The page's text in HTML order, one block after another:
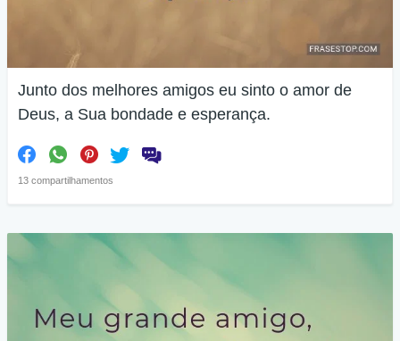
Junto dos melhores amigos eu sinto o amor de
Deus, a Sua bondade e esperança.
13 compartilhamentos